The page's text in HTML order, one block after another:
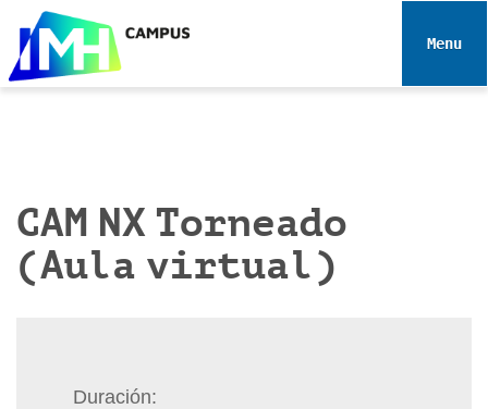
e
Toggle
CAM NX Torneado
(Aula virtual)
Duración